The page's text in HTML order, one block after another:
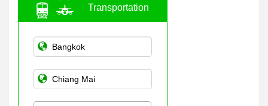
Transportation